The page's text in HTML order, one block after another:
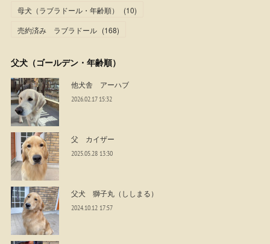
母犬（ラブラドール・年齢順）
(10)
売約済み ラブラドール (168)
父犬（ゴールデン・年齢順）
他犬舎 アーハブ
2026.02.17 15:32
父 カイザー
2025.05.28 13:30
父犬 獅子丸（ししまる）
2024.10.12 17:57